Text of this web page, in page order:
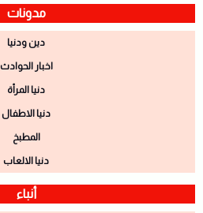
مدونات
دين ودنيا
اخبار الحوادث
دنيا المرأة
دنيا الاطفال
المطبخ
دنيا الالعاب
أنباء